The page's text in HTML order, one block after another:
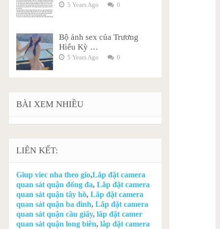
5 Years Ago 0
Bộ ảnh sex của Trương
Hiểu Kỳ …
5 Years Ago 0
BÀI XEM NHIỀU
LIÊN KẾT:
Giup viec nha theo gio,Lắp đặt camera
quan sát quận đống đa, Lắp đặt camera
quan sát quận tây hồ, Lắp đặt camera
quan sát quận ba đình, Lắp đặt camera
quan sát quận cầu giấy, lắp đặt camer
quan sát quận long biên, lắp đặt camera